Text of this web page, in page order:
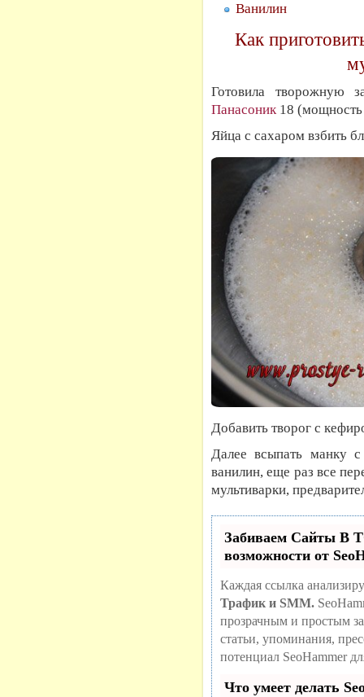
Ванилин
Как
Готовила творожную
Панасоник18 (мощность
Яйца с сахаром взбить
Добавить творог с
Далее всыпать манку
ванилин, еще раз все
мультиварки,
Забиваем Сайты
возможности от
Каждая ссылка
Трафик и SMM.
прозрачным и простым
статьи, упоминания,
потенциал SeoHammer
Что умеет делать